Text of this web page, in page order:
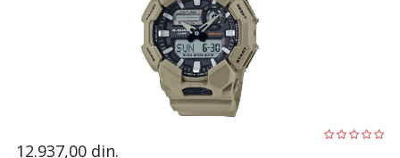
12.937,00 din.